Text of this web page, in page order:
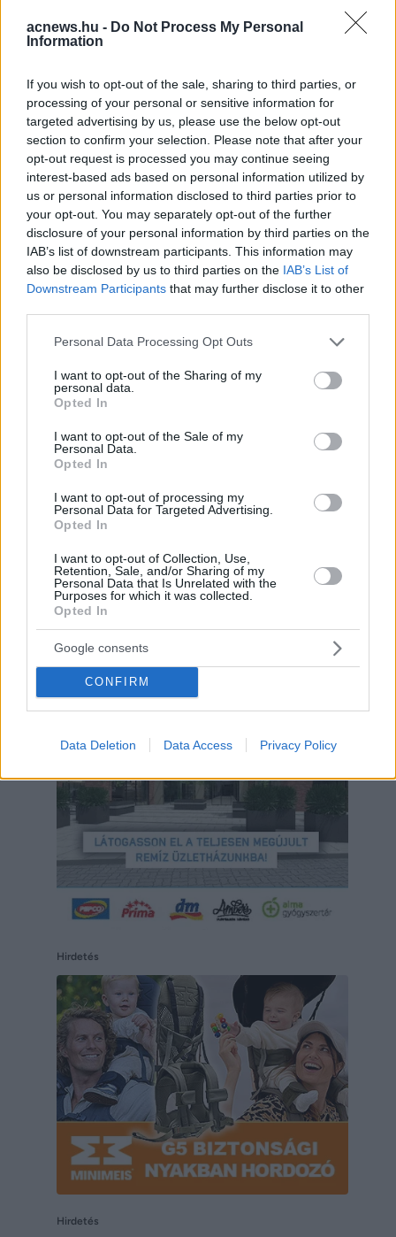
acnews.hu - Do Not Process My Personal
Information
If you wish to opt-out of the sale, sharing to third parties, or
processing of your personal or sensitive information for
targeted advertising by us, please use the below opt-out
section to confirm your selection. Please note that after your
opt-out request is processed you may continue seeing
interest-based ads based on personal information utilized by
us or personal information disclosed to third parties prior to
your opt-out. You may separately opt-out of the further
disclosure of your personal information by third parties on the
IAB’s list of downstream participants. This information may
also be disclosed by us to third parties on the IAB’s List of
Downstream Participants that may further disclose it to other
Please note that this website/app uses one or more Google
not limited to your visit or usage behaviour. You may click to
grant or deny consent to Google and its third-party tags to
use your data for below specified purposes in below Google
consent section.
Personal Data Processing Opt Outs
I want to opt-out of the Sharing of my
personal data.
Opted In
I want to opt-out of the Sale of my
Personal Data.
Opted In
I want to opt-out of processing my
Personal Data for Targeted Advertising.
Opted In
I want to opt-out of Collection, Use,
Retention, Sale, and/or Sharing of my
Personal Data that Is Unrelated with the
Purposes for which it was collected.
Opted In
Google consents
CONFIRM
Data Deletion Data Access Privacy Policy
Facebook Twitter
Reddit Telegram
Email
Hirdetés
Hirdetés
Hirdetés